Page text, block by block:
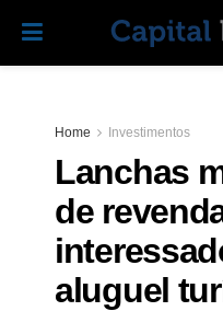
Home Investimentos
Lanchas
de
aluguel